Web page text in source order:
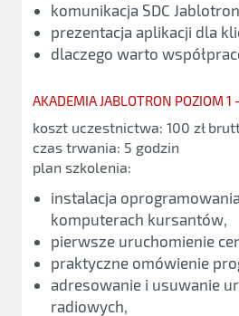
komunikacja SDC
prezentacja aplikacji dla
dlaczego warto
AKADEMIA JABLOTRON POZIOM 1
koszt uczestnictwa: 100 zł
czas trwania: 5 godzin
plan szkolenia:
instalacja
komputerach kursantów,
pierwsze uruchomienie
praktyczne omówienie
adresowanie i usuwanie
radiowych,